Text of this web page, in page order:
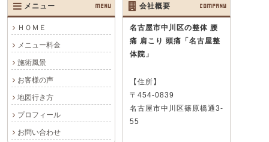
メニュー MENU
ＨＯＭＥ
メニュー料金
施術風景
お客様の声
地図行き方
プロフィール
お問い合わせ
会社概要 COMPANY
名古屋市中川区の整体 腰
痛 肩こり 頭痛 「名古屋整
体院」
【住所】
〒454-0839
名古屋市中川区篠原橋通3-
55